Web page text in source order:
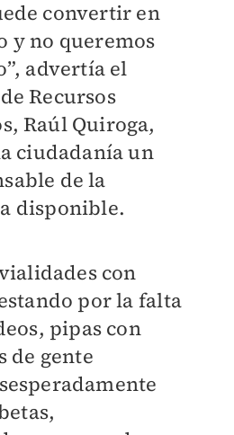
convertir en
y no queremos
advertía el
Recursos
Raúl Quiroga,
ciudadanía un
de la
disponible.
con
por la falta
pipas con
de gente